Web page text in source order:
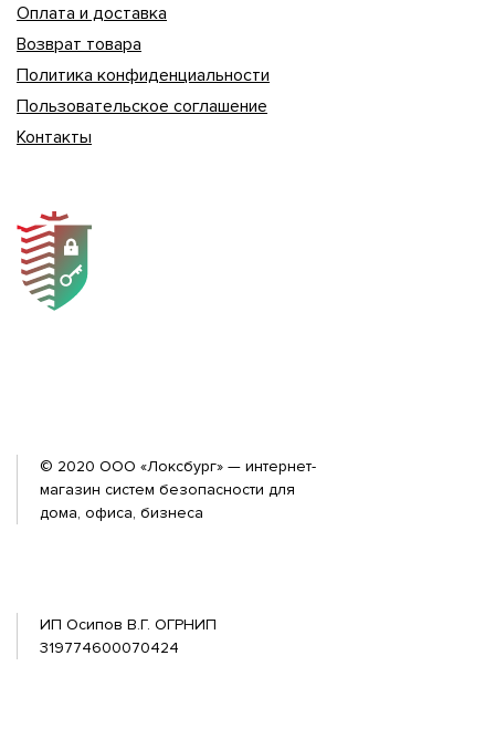
Оплата и доставка
Возврат товара
Политика конфиденциальности
Пользовательское соглашение
Контакты
© 2020 ООО «Локсбург» — интернет-
магазин систем безопасности для
дома, офиса, бизнеса
ИП Осипов В.Г. ОГРНИП
319774600070424